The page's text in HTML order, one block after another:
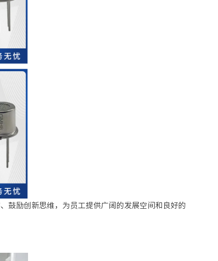
鼓励创新思维，为员工提供广阔的发展空间和良好的